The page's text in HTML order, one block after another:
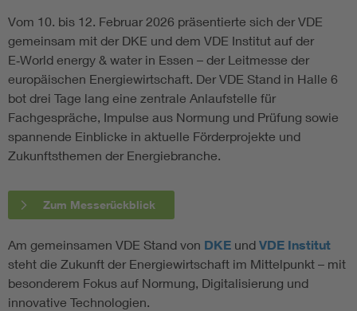
Vom 10. bis 12. Februar 2026 präsentierte sich der VDE
gemeinsam mit der DKE und dem VDE Institut auf der
E‑World energy & water in Essen – der Leitmesse der
europäischen Energiewirtschaft. Der VDE Stand in Halle 6
bot drei Tage lang eine zentrale Anlaufstelle für
Fachgespräche, Impulse aus Normung und Prüfung sowie
spannende Einblicke in aktuelle Förderprojekte und
Zukunftsthemen der Energiebranche.
Zum Messerückblick
Am gemeinsamen VDE Stand von DKE und VDE Institut
steht die Zukunft der Energiewirtschaft im Mittelpunkt – mit
besonderem Fokus auf Normung, Digitalisierung und
innovative Technologien.